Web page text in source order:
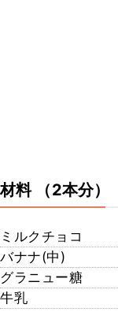
材料 （2本分）
ミルクチョコ
バナナ(中)
グラニュー糖
牛乳